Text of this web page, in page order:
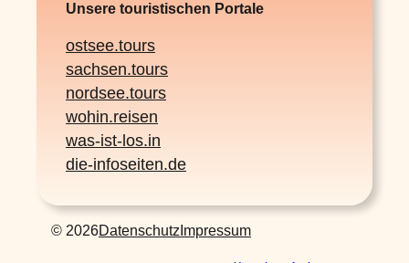
Unsere touristischen Portale
ostsee.tours
sachsen.tours
nordsee.tours
wohin.reisen
was-ist-los.in
die-infoseiten.de
© 2026Datenschutz Impressum